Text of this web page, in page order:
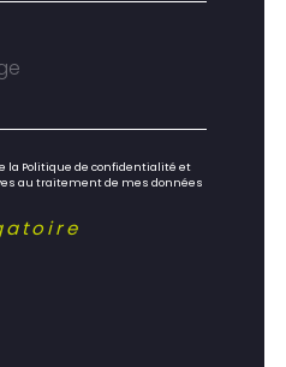
la Politique de confidentialité et
au traitement de mes données